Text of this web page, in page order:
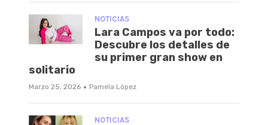
NOTICIAS
Lara Campos va por todo:
Descubre los detalles de
su primer gran show en
solitario
Marzo 25, 2026 · Pamela López
NOTICIAS